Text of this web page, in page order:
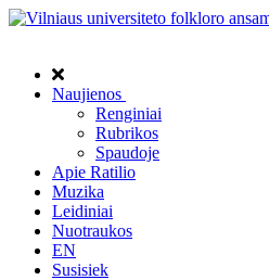
Naujienos
Renginiai
Rubrikos
Spaudoje
Apie Ratilio
Muzika
Leidiniai
Nuotraukos
EN
Susisiek